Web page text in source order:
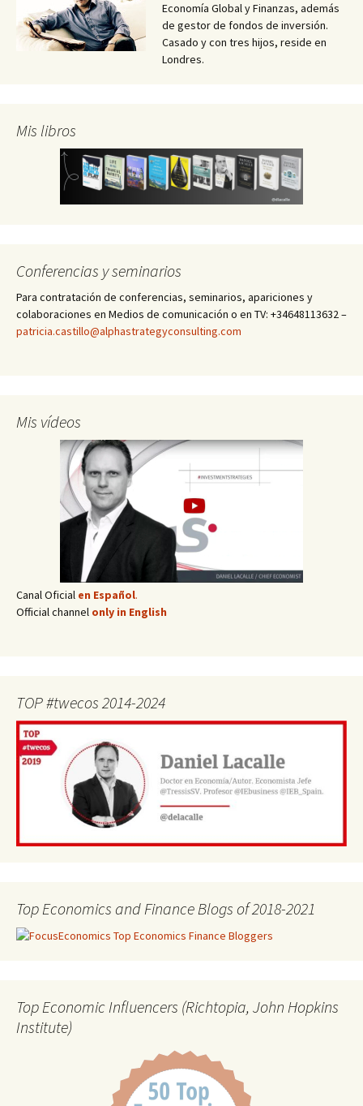
Economía Global y Finanzas, además
de gestor de fondos de inversión.
Casado y con tres hijos, reside en
Londres.
Mis libros
Conferencias y seminarios
Para contratación de conferencias, seminarios, apariciones y
colaboraciones en Medios de comunicación o en TV: +34648113632 –
patricia.castillo@alphastrategyconsulting.com
Mis vídeos
Canal Oficial en Español.
Official channel only in English
TOP #twecos 2014-2024
Top Economics and Finance Blogs of 2018-2021
Top Economic Influencers (Richtopia, John Hopkins
Institute)